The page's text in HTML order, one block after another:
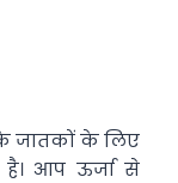
के जातकों के लिए
आप ऊर्जा से